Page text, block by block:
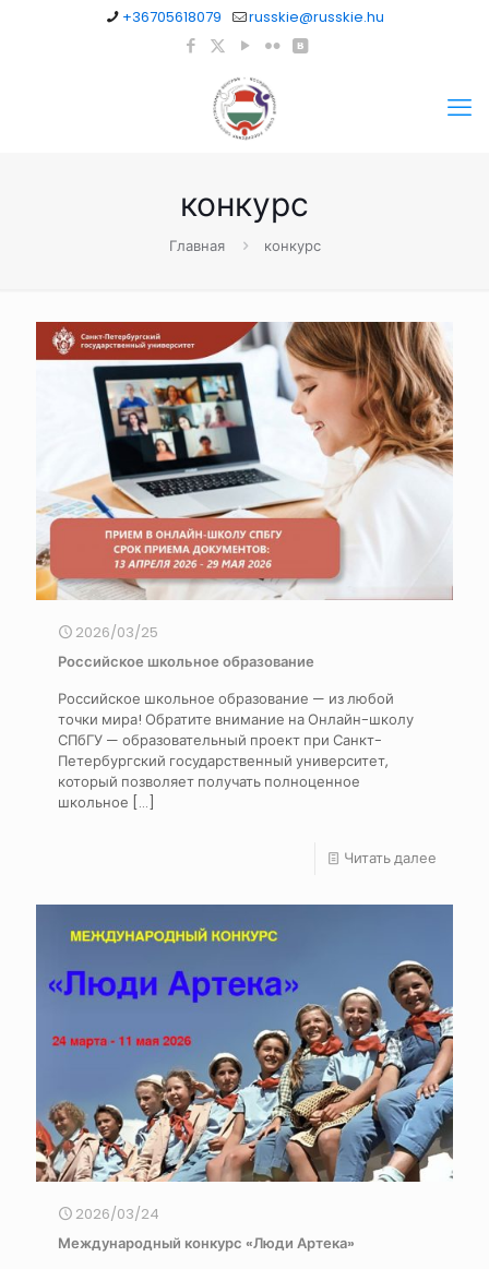
+36705618079 russkie@russkie.hu
конкурс
Главная конкурс
2026/03/25
Российское школьное образование
Российское школьное образование — из любой
точки мира! Обратите внимание на Онлайн-школу
СПбГУ — образовательный проект при Санкт-
Петербургский государственный университет,
который позволяет получать полноценное
школьное […]
Читать далее
2026/03/24
Международный конкурс «Люди Артека»